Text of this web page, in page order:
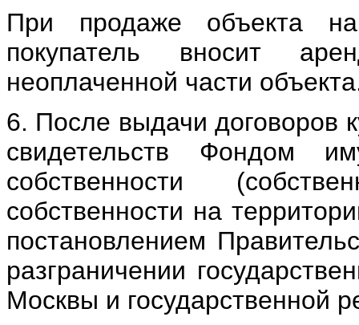
При продаже объекта на
покупатель вносит
неоплаченной части
6. После выдачи договоров
свидетельств Фондом
собственности
собственности на
постановлением
разграничении
Москвы и государственной